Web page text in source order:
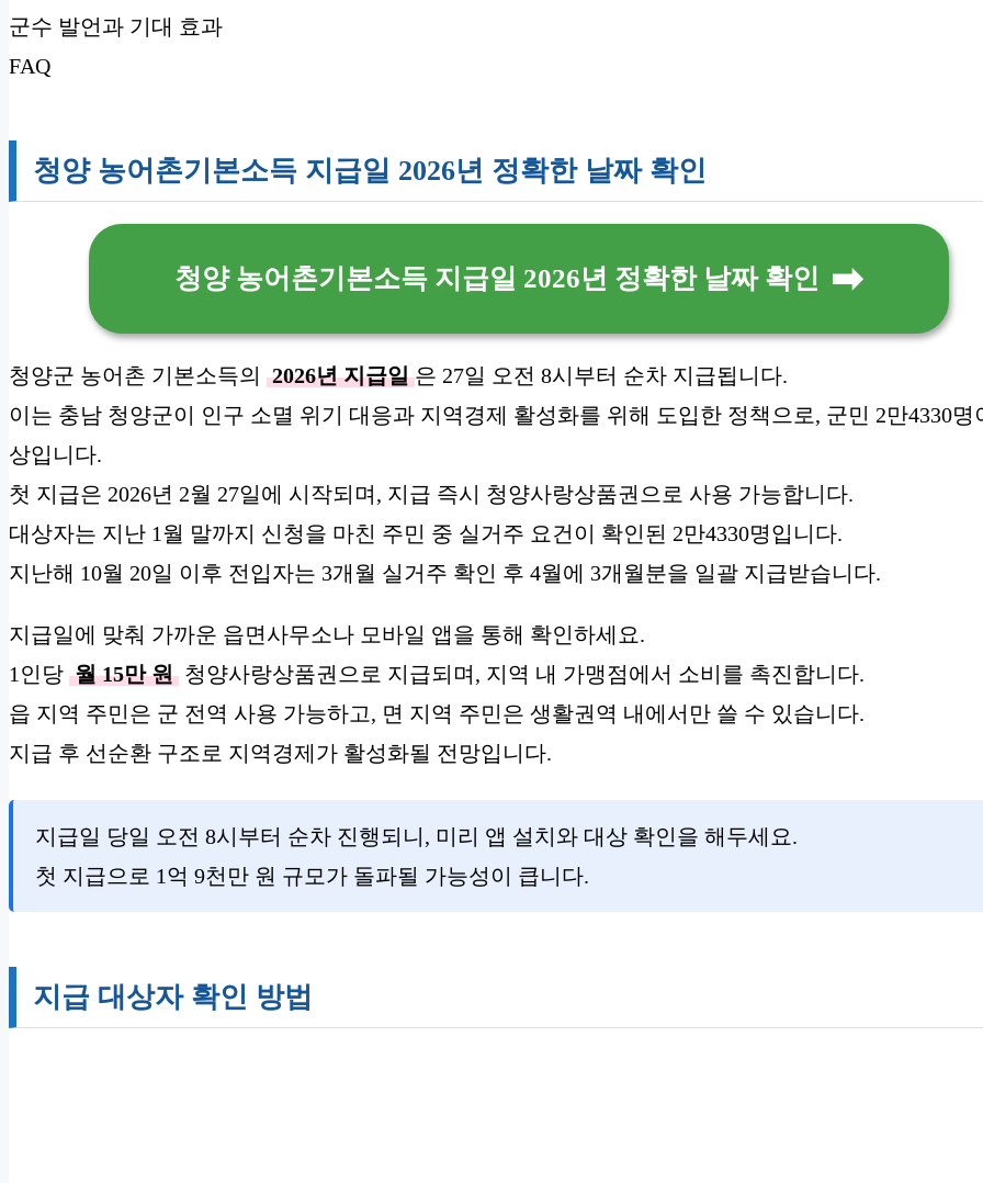
군수 발언과 기대 효과
FAQ
청양 농어촌기본소득 지급일 2026년 정확한 날짜 확인
청양 농어촌기본소득 지급일 2026년 정확한 날짜 확인
청양군 농어촌 기본소득의 2026년 지급일 은 27일 오전 8시부터 순차 지급됩니다.
이는 충남 청양군이 인구 소멸 위기 대응과 지역경제 활성화를 위해 도입한 정책으로, 군민 2만4330명
상입니다.
첫 지급은 2026년 2월 27일에 시작되며, 지급 즉시 청양사랑상품권으로 사용 가능합니다.
대상자는 지난 1월 말까지 신청을 마친 주민 중 실거주 요건이 확인된 2만4330명입니다.
지난해 10월 20일 이후 전입자는 3개월 실거주 확인 후 4월에 3개월분을 일괄 지급받습니다.
지급일에 맞춰 가까운 읍면사무소나 모바일 앱을 통해 확인하세요.
1인당 월 15만 원 청양사랑상품권으로 지급되며, 지역 내 가맹점에서 소비를 촉진합니다.
읍 지역 주민은 군 전역 사용 가능하고, 면 지역 주민은 생활권역 내에서만 쓸 수 있습니다.
지급 후 선순환 구조로 지역경제가 활성화될 전망입니다.
지급일 당일 오전 8시부터 순차 진행되니, 미리 앱 설치와 대상 확인을 해두세요.
첫 지급으로 1억 9천만 원 규모가 돌파될 가능성이 큽니다.
지급 대상자 확인 방법